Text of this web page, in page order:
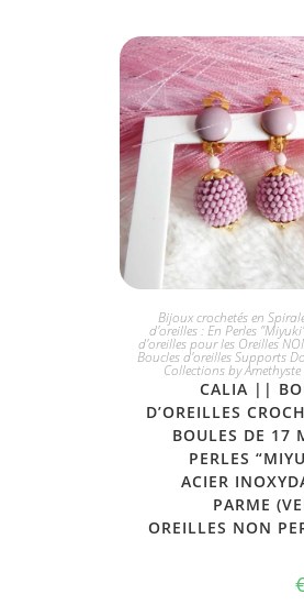
JE L'ADOPTE
Bijoux crochetés en
d'oreilles : En Perles
d'oreilles pour les Oreilles
Boucles d'oreilles Supports
Collections by
CALIA ||
D’OREILLES
BOULES DE 17
PERLES
ACIER
PARME
OREILLES NON